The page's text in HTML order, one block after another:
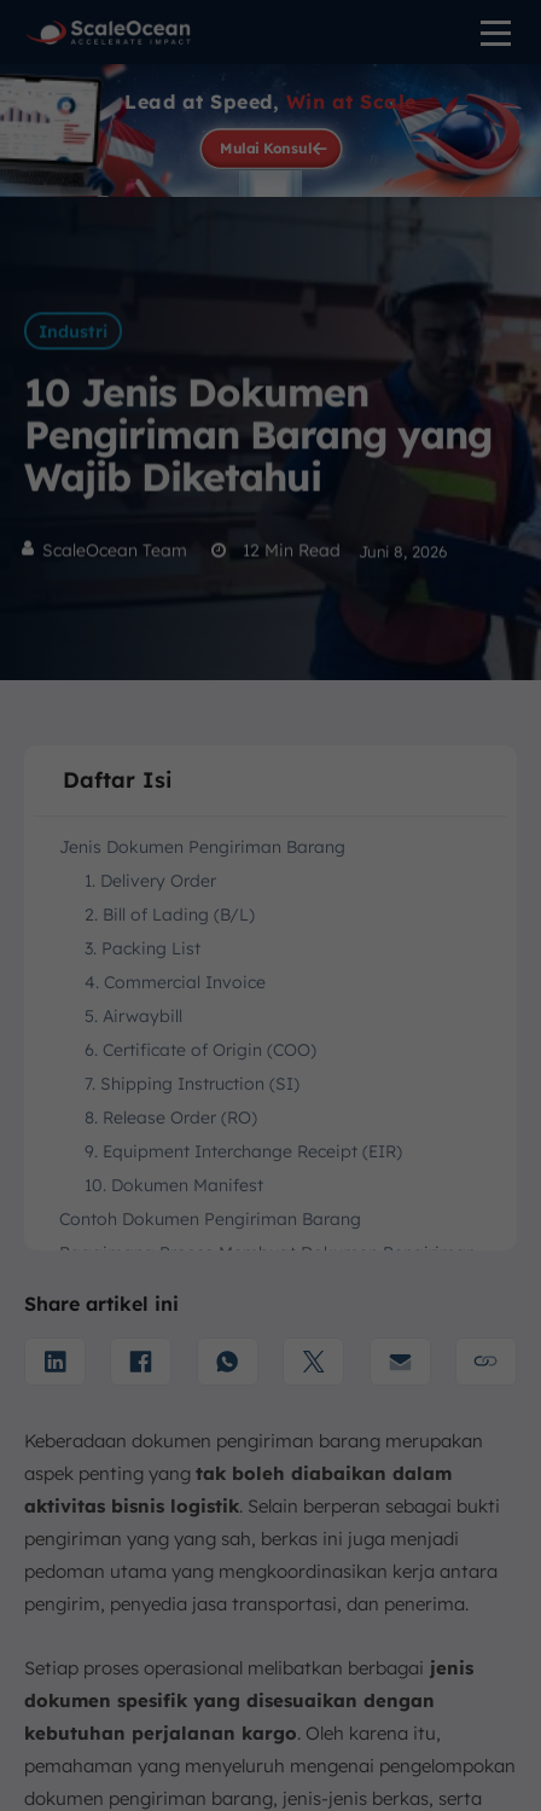
Lead at Speed, Win at Scale
Mulai Konsul
Industri
10 Jenis Dokumen
Pengiriman Barang yang
Wajib Diketahui
ScaleOcean Team 12 Min Read Juni 8, 2026
Daftar Isi
Jenis Dokumen Pengiriman Barang
1. Delivery Order
2. Bill of Lading (B/L)
3. Packing List
4. Commercial Invoice
5. Airwaybill
6. Certificate of Origin (COO)
7. Shipping Instruction (SI)
8. Release Order (RO)
9. Equipment Interchange Receipt (EIR)
10. Dokumen Manifest
Contoh Dokumen Pengiriman Barang
Bagaimana Proses Membuat Dokumen Pengiriman
1. Kumpulkan Informasi Menyeluruh
3. Periksa & Validasi Dokumen
Kesalahan Pembuatan Dokumen Pengiriman Barang
1. Informasi Tidak Lengkap
2. Deskripsi Barang Kurang Jelas
3. Tidak Memenuhi Syarat Bea Cukai
4. Mengabaikan Ketentuan Pengiriman
Internasional
dengan ScaleOcean
Kesimpulan
FAQ:
Share artikel ini
Keberadaan dokumen pengiriman barang merupakan
aspek penting yang tak boleh diabaikan dalam
aktivitas bisnis logistik. Selain berperan sebagai bukti
pengiriman yang yang sah, berkas ini juga menjadi
pedoman utama yang mengkoordinasikan kerja antara
pengirim, penyedia jasa transportasi, dan penerima.
Setiap proses operasional melibatkan berbagai jenis
dokumen spesifik yang disesuaikan dengan
kebutuhan perjalanan kargo. Oleh karena itu,
pemahaman yang menyeluruh mengenai pengelompokan
dokumen pengiriman barang, jenis-jenis berkas, serta